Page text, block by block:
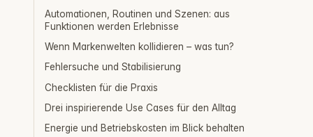
Automationen, Routinen und Szenen: aus
Funktionen werden Erlebnisse
Wenn Markenwelten kollidieren – was tun?
Fehlersuche und Stabilisierung
Checklisten für die Praxis
Drei inspirierende Use Cases für den Alltag
Energie und Betriebskosten im Blick behalten